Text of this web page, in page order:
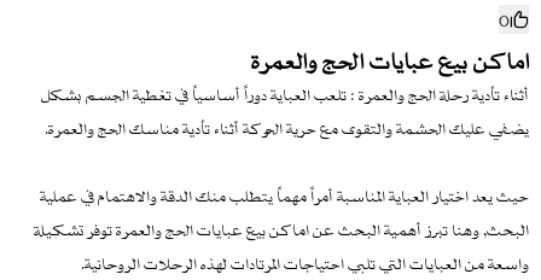
0
اماكن بيع عبايات الحج والعمرة
أثناء تأدية رحلة الحج والعمرة : تلعب العباية دوراً أساسياً في تغطية الجسم بشكل
يضفي عليك الحشمة والتقوى مع حرية الحركة أثناء تأدية مناسك الحج والعمرة.
حيث يعد اختيار العباية المناسبة أمراً مهماً يتطلب منك الدقة والاهتمام في عملية
البحث, وهنا تبرز أهمية البحث عن اماكن بيع عبايات الحج والعمرة توفر تشكيلة
واسعة من العبايات التي تلبي احتياجات المرتادات لهذه الرحلات الروحانية.